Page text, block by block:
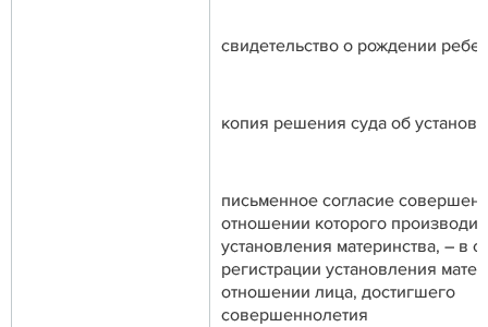
свидетельство о рождении
копия решения суда об
письменное согласие
отношении которого
установления материнства, – в
регистрации установления
отношении лица, достигшего
совершеннолетия